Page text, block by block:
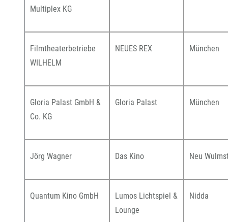
Multiplex KG
Filmtheaterbetriebe
WILHELM
NEUES REX München
Gloria Palast GmbH &
Co. KG
Gloria Palast München
Jörg Wagner Das Kino Neu
Quantum Kino GmbH
Lumos Lichtspiel &
Lounge
Nidda